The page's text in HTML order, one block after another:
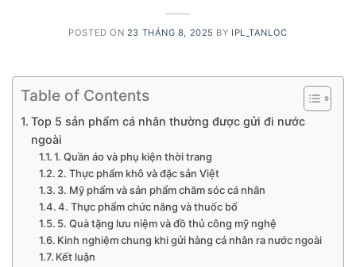
POSTED ON 23 THÁNG 8, 2025 BY IPL_TANLOC
Table of Contents
Top 5 sản phẩm cá nhân thường được gửi đi nước
ngoài
1. Quần áo và phụ kiện thời trang
2. Thực phẩm khô và đặc sản Việt
3. Mỹ phẩm và sản phẩm chăm sóc cá nhân
4. Thực phẩm chức năng và thuốc bổ
5. Quà tặng lưu niệm và đồ thủ công mỹ nghệ
Kinh nghiệm chung khi gửi hàng cá nhân ra nước ngoài
Kết luận